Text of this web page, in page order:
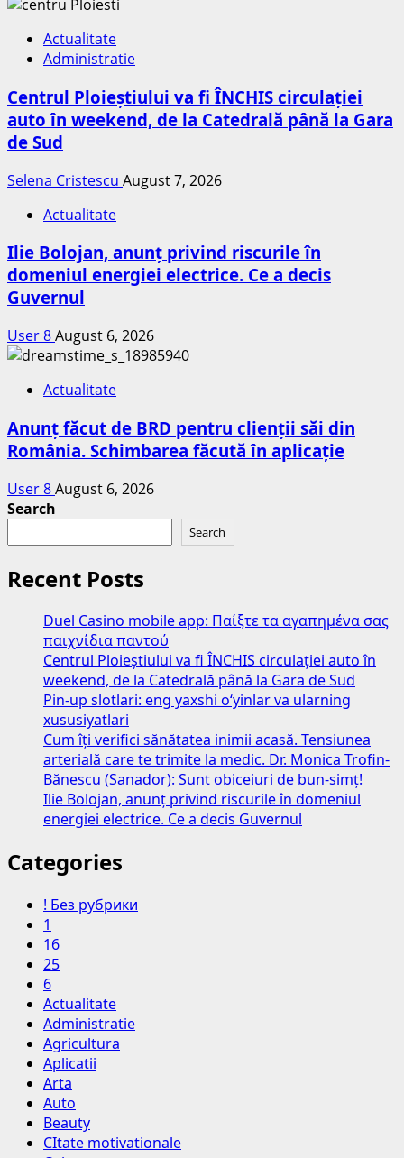
Actualitate
Administratie
Centrul Ploieștiului va fi ÎNCHIS circulației
auto în weekend, de la Catedrală până la Gara
de Sud
Selena Cristescu August 7, 2026
Actualitate
Ilie Bolojan, anunț privind riscurile în
domeniul energiei electrice. Ce a decis
Guvernul
User 8August 6, 2026
Actualitate
Anunț făcut de BRD pentru clienții săi din
România. Schimbarea făcută în aplicație
User 8August 6, 2026
Search
Search
Recent Posts
Duel Casino mobile app: Παίξτε τα αγαπημένα σας
παιχνίδια παντού
Centrul Ploieștiului va fi ÎNCHIS circulației auto în
weekend, de la Catedrală până la Gara de Sud
Pin-up slotlari: eng yaxshi o‘yinlar va ularning
xususiyatlari
Cum îți verifici sănătatea inimii acasă. Tensiunea
arterială care te trimite la medic. Dr. Monica Trofin-
Bănescu (Sanador): Sunt obiceiuri de bun-simț!
Ilie Bolojan, anunț privind riscurile în domeniul
energiei electrice. Ce a decis Guvernul
Categories
! Без рубрики
1
16
25
6
Actualitate
Administratie
Agricultura
Aplicatii
Arta
Auto
Beauty
CItate motivationale